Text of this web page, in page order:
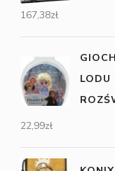
167,38zł
LODU
22,99zł